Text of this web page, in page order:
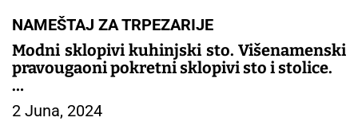
NAMEŠTAJ ZA TRPEZARIJE
Modni sklopivi kuhinjski sto. Višenamenski
pravougaoni pokretni sklopivi sto i stolice.
– TRPEZARIJSKI NAMESTAJ
2 Juna, 2024